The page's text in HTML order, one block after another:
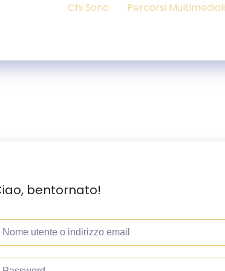
Chi Sono Percorsi Multimediali
bentornato!